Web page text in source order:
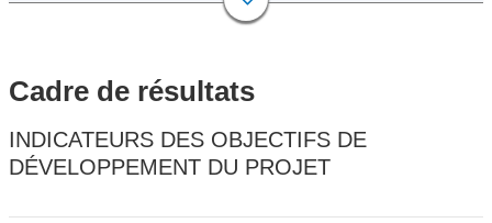
Cadre de résultats
INDICATEURS DES OBJECTIFS DE
DÉVELOPPEMENT DU PROJET